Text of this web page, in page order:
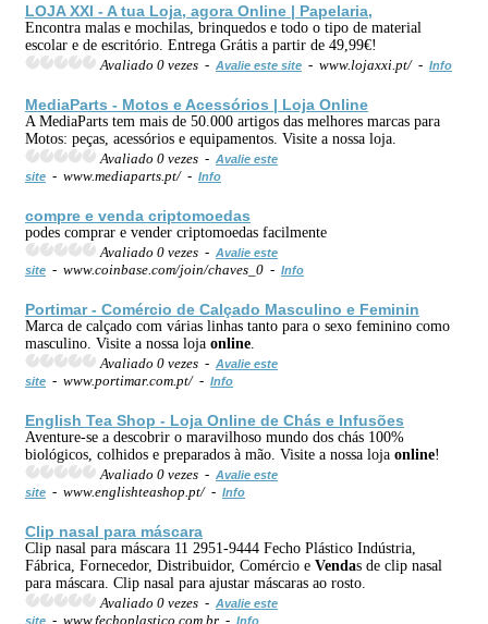
LOJA XXI - A tua Loja, agora Online | Papelaria,
Encontra malas e mochilas, brinquedos e todo o tipo de material
escolar e de escritório. Entrega Grátis a partir de 49,99€!
Avaliado 0 vezes - Avalie este site - www.lojaxxi.pt/ - Info
MediaParts - Motos e Acessórios | Loja Online
A MediaParts tem mais de 50.000 artigos das melhores marcas para
Motos: peças, acessórios e equipamentos. Visite a nossa loja.
Avaliado 0 vezes - Avalie este
site - www.mediaparts.pt/ - Info
compre e venda criptomoedas
podes comprar e vender criptomoedas facilmente
Avaliado 0 vezes - Avalie este
site - www.coinbase.com/join/chaves_0 - Info
Portimar - Comércio de Calçado Masculino e Feminin
Marca de calçado com várias linhas tanto para o sexo feminino como
masculino. Visite a nossa loja online
Avaliado 0 vezes - Avalie este
site - www.portimar.com.pt/ - Info
English Tea Shop - Loja Online de Chás e Infusões
Aventure-se a descobrir o maravilhoso mundo dos chás 100%
biológicos, colhidos e preparados à mão. Visite a nossa loja online!
Avaliado 0 vezes - Avalie este
site - www.englishteashop.pt/ - Info
Clip nasal para máscara
Clip nasal para máscara 11 2951-9444 Fecho Plástico Indústria,
Fábrica, Fornecedor, Distribuidor, Comércio e Vendas de clip nasal
para máscara. Clip nasal para ajustar máscaras ao rosto.
Avaliado 0 vezes - Avalie este
site - www.fechoplastico.com.br - Info